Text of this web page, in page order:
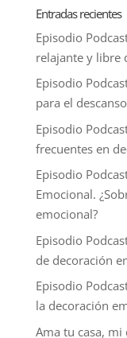
Entradas recientes
Episodio
relajante y libre
Episodio
para el
Episodio
frecuentes en
Episodio
Emocional.
emocional?
Episodio
de decoración
Episodio
la decoración
Ama tu casa,